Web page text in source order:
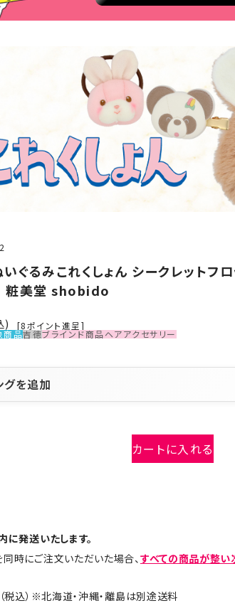
ぐるみこれくしょん シークレットフ
粧美堂 shobido
[8ポイント進呈]
商品吉徳ブラインド商品ヘアアクセサリー
グを追加
カートに入れる
発送いたします。
時にご注文いただいた場合、すべての商品が整
税込）※北海道・沖縄・離島は別途送料